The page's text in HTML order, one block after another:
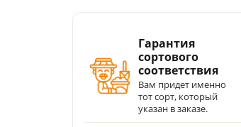
Гарантия
сортового
соответствия
Вам придет именно
тот сорт, который
указан в заказе.